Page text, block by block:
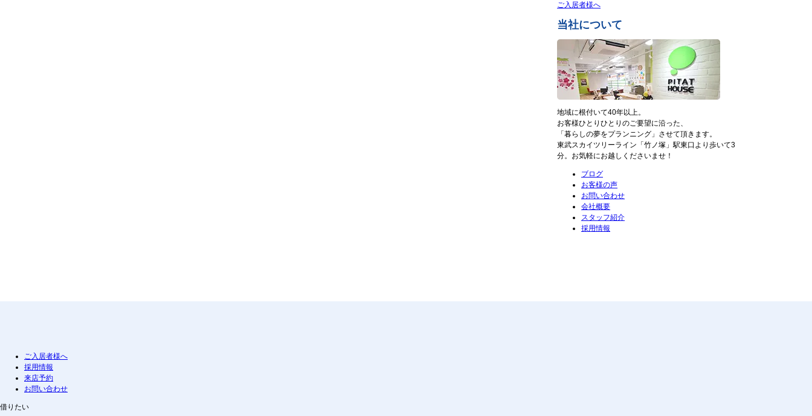
ご入居者様へ
当社について
地域に根付いて40年以上。
お客様ひとりひとりのご要望に沿った、
「暮らしの夢をプランニング」させて頂きます。
東武スカイツリーライン「竹ノ塚」駅東口より歩いて3
分。お気軽にお越しくださいませ！
ブログ
お客様の声
お問い合わせ
会社概要
スタッフ紹介
採用情報
ご入居者様へ
採用情報
来店予約
お問い合わせ
借りたい